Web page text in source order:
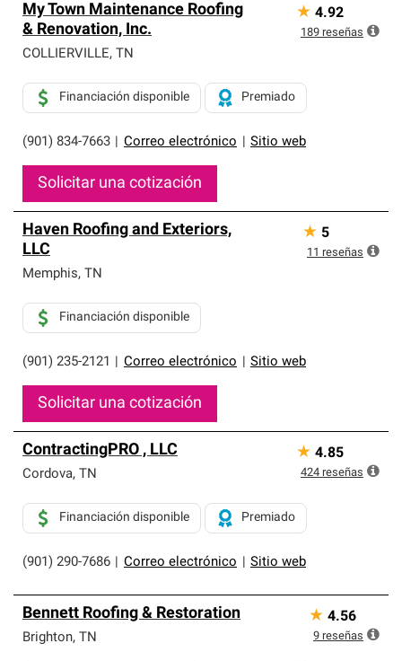
My Town Maintenance Roofing
& Renovation, Inc.
COLLIERVILLE, TN
(901) 834-7663 Correo electrónico Sitio web
Financiación disponible Premiado
Solicitar una cotización
★ 4.92
189 reseñas
Haven Roofing and Exteriors,
LLC
Memphis, TN
(901) 235-2121 Correo electrónico Sitio web
Financiación disponible
Solicitar una cotización
★ 5
11 reseñas
ContractingPRO , LLC
Cordova, TN
(901) 290-7686 Correo electrónico Sitio web
Financiación disponible Premiado
★ 4.85
424 reseñas
Bennett Roofing & Restoration
Brighton, TN
★ 4.56
9 reseñas